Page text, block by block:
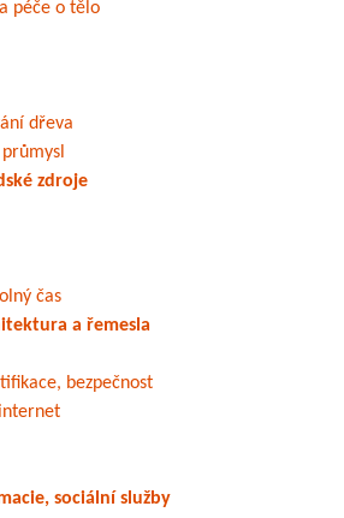
péče o tělo
dřeva
zdroje
čas
a řemesla
bezpečnost
sociální služby